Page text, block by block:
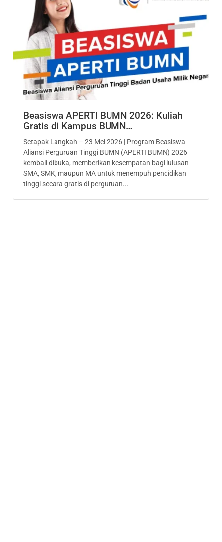
Beasiswa APERTI BUMN 2026: Kuliah
Gratis di Kampus BUMN…
Setapak Langkah – 23 Mei 2026 | Program Beasiswa
Aliansi Perguruan Tinggi BUMN (APERTI BUMN) 2026
kembali dibuka, memberikan kesempatan bagi lulusan
SMA, SMK, maupun MA untuk menempuh pendidikan
tinggi secara gratis di perguruan...